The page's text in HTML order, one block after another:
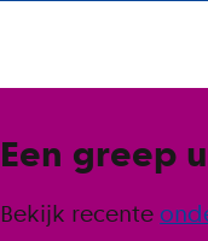
Een greep
Bekijk recente